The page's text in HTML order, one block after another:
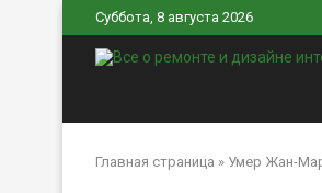
Суббота, 8 августа 2026
Главная страница » Умер Жан-